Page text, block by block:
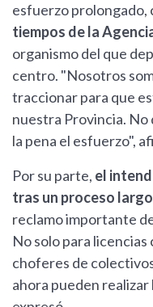
esfuerzo prolongado,
tiempos de la
organismo del que
centro. "Nosotros
traccionar para que
nuestra Provincia.
la pena el esfuerzo",
Por su parte, el
tras un proceso
reclamo importante
No solo para
choferes de
ahora pueden